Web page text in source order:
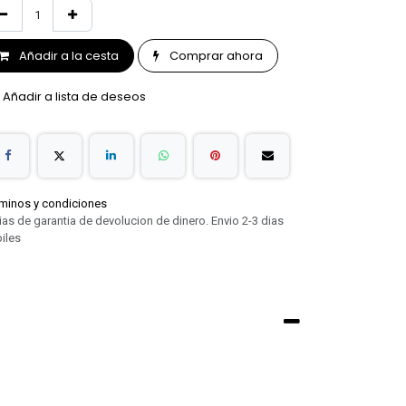
Añadir a la cesta Comprar ahora
Añadir a lista de deseos
y condiciones
de garantia de devolucion de dinero. Envio 2-3 dias